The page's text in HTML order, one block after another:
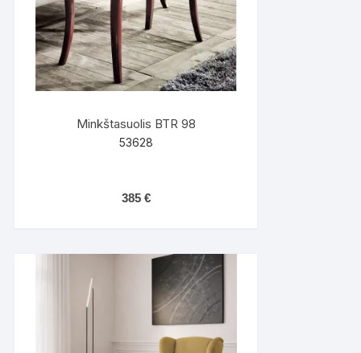
Minkštasuolis BTR 98
53628
385 €